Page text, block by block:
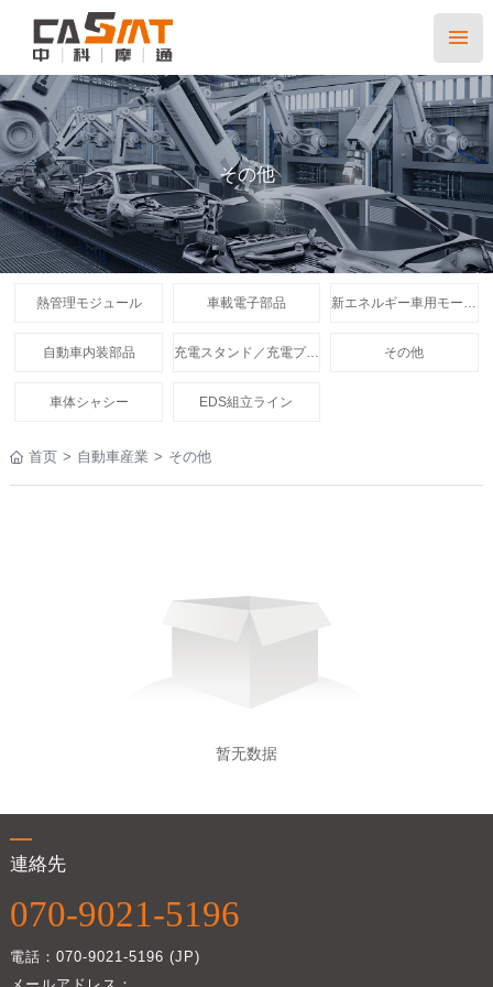
その他
熱管理モジュール 車載電子部品
自動車内装部品 充電スタンド／充電プラグ その他
車体シャシー EDS組立ライン
首页 > 自動車産業 > その他
暂无数据
連絡先
070-9021-5196
電話：070-9021-5196 (JP)